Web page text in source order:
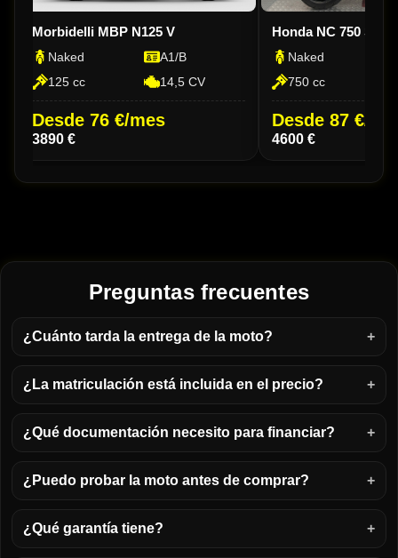
Morbidelli MBP N125 V
Naked
A1/B
125 cc
14,5 CV
Desde 76 €/mes
3890 €
Honda NC 750 S
Naked
750 cc
Desde 87 €/
4600 €
Preguntas frecuentes
¿Cuánto tarda la entrega de la moto?
¿La matriculación está incluida en el precio?
¿Qué documentación necesito para financiar?
¿Puedo probar la moto antes de comprar?
¿Qué garantía tiene?